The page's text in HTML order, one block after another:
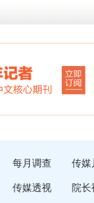
每月调查 传媒
传媒透视 院长